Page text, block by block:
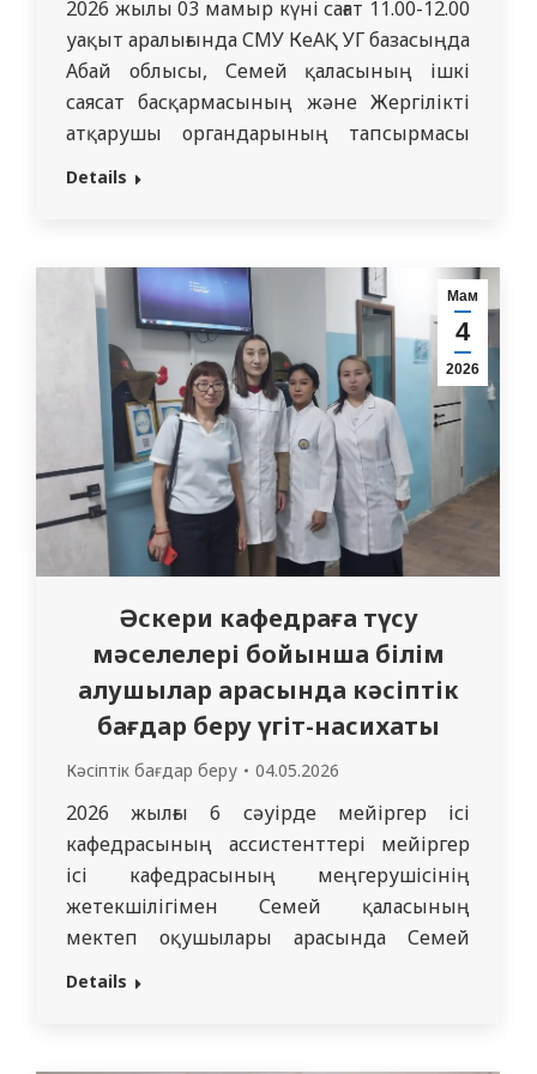
2026 жылы 03 мамыр күні сағат 11.00-12.00
уақыт аралығында СМУ КеАҚ УГ базасыңда
Абай облысы, Семей қаласының ішкі
саясат басқармасының және Жергілікті
атқарушы органдарының тапсырмасы
бойынша м.ғ.к., доцент Д. М. Түсіпова
арасында қылмыстың алдын-алу
мақсатында ІІМ өкілімен дөңгелек үстел
өткізді. Бұл…
Details
Мам
4
2026
Әскери кафедраға түсу
мәселелері бойынша білім
алушылар арасында кәсіптік
бағдар беру үгіт-насихаты
Кәсіптік бағдар беру 04.05.2026
2026 жылғы 6 сәуірде мейіргер ісі
кафедрасының ассистенттері мейіргер
ісі кафедрасының меңгерушісінің
жетекшілігімен Семей қаласының
мектеп оқушылары арасында Семей
медицина университеті жанындағы
Details